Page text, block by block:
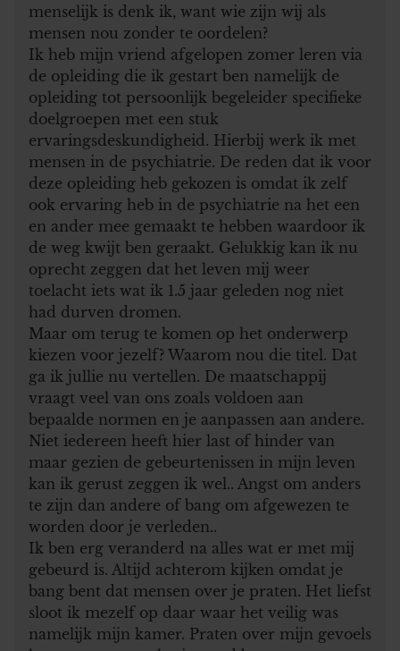
menselijk is denk ik, want wie zijn wij als
mensen nou zonder te oordelen?
Ik heb mijn vriend afgelopen zomer leren via
de opleiding die ik gestart ben namelijk de
opleiding tot persoonlijk begeleider specifieke
doelgroepen met een stuk
ervaringsdeskundigheid. Hierbij werk ik met
mensen in de psychiatrie. De reden dat ik voor
deze opleiding heb gekozen is omdat ik zelf
ook ervaring heb in de psychiatrie na het een
en ander mee gemaakt te hebben waardoor ik
de weg kwijt ben geraakt. Gelukkig kan ik nu
oprecht zeggen dat het leven mij weer
toelacht iets wat ik 1.5 jaar geleden nog niet
had durven dromen.
Maar om terug te komen op het onderwerp
kiezen voor jezelf? Waarom nou die titel. Dat
ga ik jullie nu vertellen. De maatschappij
vraagt veel van ons zoals voldoen aan
bepaalde normen en je aanpassen aan andere.
Niet iedereen heeft hier last of hinder van
maar gezien de gebeurtenissen in mijn leven
kan ik gerust zeggen ik wel.. Angst om anders
te zijn dan andere of bang om afgewezen te
worden door je verleden..
Ik ben erg veranderd na alles wat er met mij
gebeurd is. Altijd achterom kijken omdat je
bang bent dat mensen over je praten. Het liefst
sloot ik mezelf op daar waar het veilig was
namelijk mijn kamer. Praten over mijn gevoels